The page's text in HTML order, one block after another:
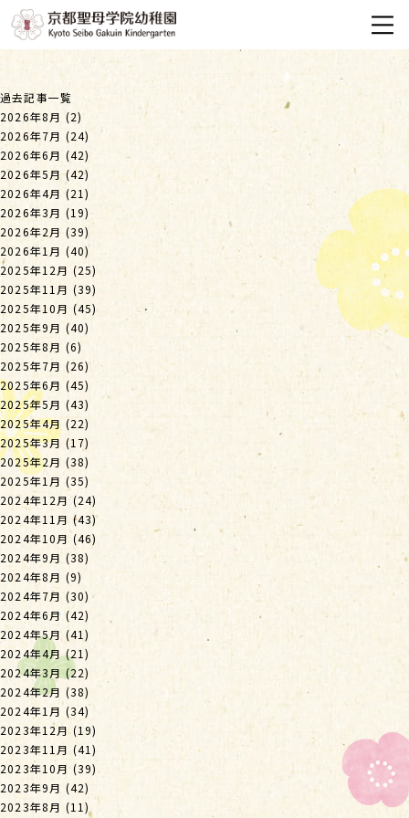
過去記事一覧
2026年8月 (2)
2026年7月 (24)
2026年6月 (42)
2026年5月 (42)
2026年4月 (21)
2026年3月 (19)
2026年2月 (39)
2026年1月 (40)
2025年12月 (25)
2025年11月 (39)
2025年10月 (45)
2025年9月 (40)
2025年8月 (6)
2025年7月 (26)
2025年6月 (45)
2025年5月 (43)
2025年4月 (22)
2025年3月 (17)
2025年2月 (38)
2025年1月 (35)
2024年12月 (24)
2024年11月 (43)
2024年10月 (46)
2024年9月 (38)
2024年8月 (9)
2024年7月 (30)
2024年6月 (42)
2024年5月 (41)
2024年4月(21)
2024年3月(22)
2024年2月 (38)
2024年1月 (34)
2023年12月 (19)
2023年11月 (41)
2023年10月 (39)
2023年9月 (42)
2023年8月 (11)